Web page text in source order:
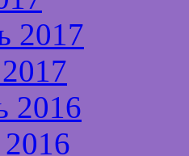
2017
2016